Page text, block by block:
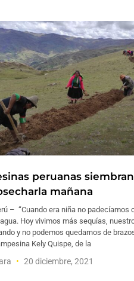
peruanas
mañana
– “Cuando era niña no padecíamos
Hoy vivimos más sequías,
y no podemos quedarnos de
Kely Quispe, de la
20 diciembre, 2021